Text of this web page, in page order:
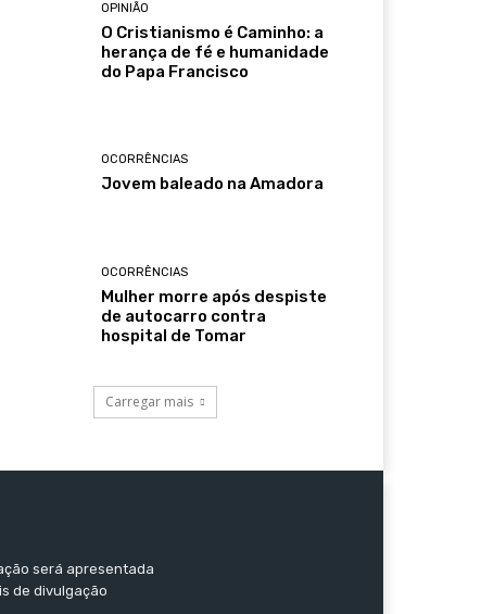
OPINIÃO
O Cristianismo é Caminho: a
herança de fé e humanidade
do Papa Francisco
OCORRÊNCIAS
Jovem baleado na Amadora
OCORRÊNCIAS
Mulher morre após despiste
de autocarro contra
hospital de Tomar
Carregar mais
será apresentada
de divulgação